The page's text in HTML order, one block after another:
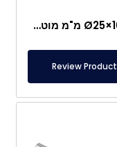
Ø25×1000 מ"מ מוט מגנטי בגודל מיוחד
Review Product